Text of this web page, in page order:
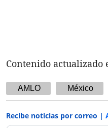
Contenido actualizado
AMLO México
Recibe noticias por correo |